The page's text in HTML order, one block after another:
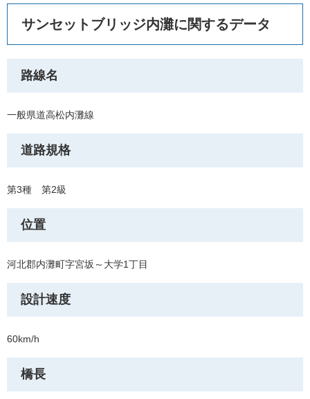
サンセットブリッジ内灘に関するデータ
路線名
一般県道高松内灘線
道路規格
第3種 第2級
位置
河北郡内灘町字宮坂～大学1丁目
設計速度
60km/h
橋長